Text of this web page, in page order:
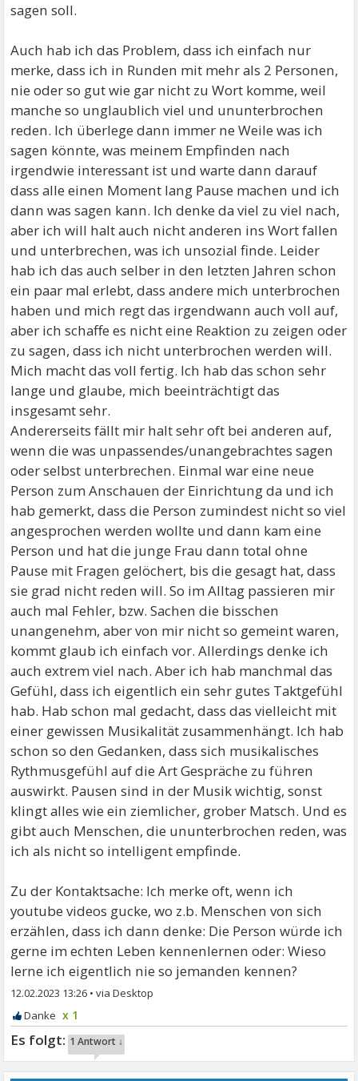
sagen soll.
Auch hab ich das Problem, dass ich einfach nur
merke, dass ich in Runden mit mehr als 2 Personen,
nie oder so gut wie gar nicht zu Wort komme, weil
manche so unglaublich viel und ununterbrochen
reden. Ich überlege dann immer ne Weile was ich
sagen könnte, was meinem Empfinden nach
irgendwie interessant ist und warte dann darauf
dass alle einen Moment lang Pause machen und ich
dann was sagen kann. Ich denke da viel zu viel nach,
aber ich will halt auch nicht anderen ins Wort fallen
und unterbrechen, was ich unsozial finde. Leider
hab ich das auch selber in den letzten Jahren schon
ein paar mal erlebt, dass andere mich unterbrochen
haben und mich regt das irgendwann auch voll auf,
aber ich schaffe es nicht eine Reaktion zu zeigen oder
zu sagen, dass ich nicht unterbrochen werden will.
Mich macht das voll fertig. Ich hab das schon sehr
lange und glaube, mich beeinträchtigt das
insgesamt sehr.
Andererseits fällt mir halt sehr oft bei anderen auf,
wenn die was unpassendes/unangebrachtes sagen
oder selbst unterbrechen. Einmal war eine neue
Person zum Anschauen der Einrichtung da und ich
hab gemerkt, dass die Person zumindest nicht so viel
angesprochen werden wollte und dann kam eine
Person und hat die junge Frau dann total ohne
Pause mit Fragen gelöchert, bis die gesagt hat, dass
sie grad nicht reden will. So im Alltag passieren mir
auch mal Fehler, bzw. Sachen die bisschen
unangenehm, aber von mir nicht so gemeint waren,
kommt glaub ich einfach vor. Allerdings denke ich
auch extrem viel nach. Aber ich hab manchmal das
Gefühl, dass ich eigentlich ein sehr gutes Taktgefühl
hab. Hab schon mal gedacht, dass das vielleicht mit
einer gewissen Musikalität zusammenhängt. Ich hab
schon so den Gedanken, dass sich musikalisches
Rythmusgefühl auf die Art Gespräche zu führen
auswirkt. Pausen sind in der Musik wichtig, sonst
klingt alles wie ein ziemlicher, grober Matsch. Und es
gibt auch Menschen, die ununterbrochen reden, was
ich als nicht so intelligent empfinde.
Zu der Kontaktsache: Ich merke oft, wenn ich
youtube videos gucke, wo z.b. Menschen von sich
erzählen, dass ich dann denke: Die Person würde ich
gerne im echten Leben kennenlernen oder: Wieso
lerne ich eigentlich nie so jemanden kennen?
12.02.2023 13:26 •
x 1
1 Antwort ↓